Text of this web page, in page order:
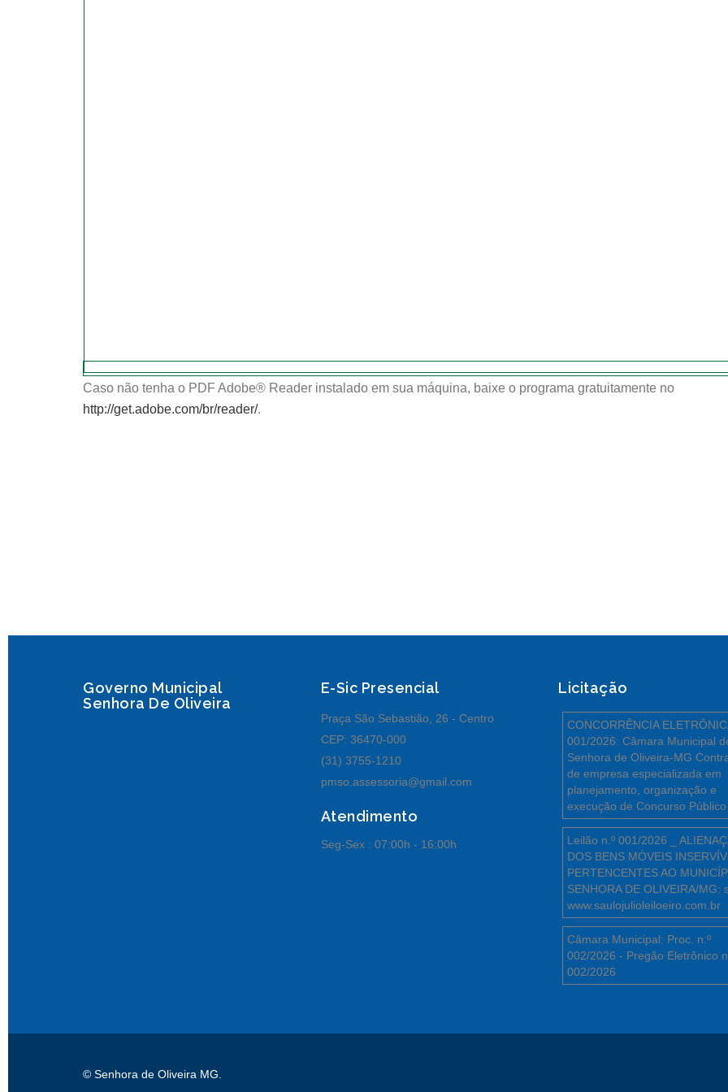
Caso não tenha o PDF Adobe® Reader instalado em sua máquina, baixe o programa gratuitamente no
http://get.adobe.com/br/reader/.
Governo Municipal
Senhora De Oliveira
E-Sic Presencial
Praça São Sebastião, 26 - Centro
CEP: 36470-000
(31) 3755-1210
pmso.assessoria@gmail.com
Atendimento
Seg-Sex : 07:00h - 16:00h
Licitação
CONCORRÊNCIA
001/2026: Câmara Municipal
Senhora de Oliveira-MG
de empresa especializada em
planejamento, organização e
execução de Concurso Público
Leilão n.º 001/2026 _
DOS BENS MÓVEIS
PERTENCENTES AO
SENHORA DE OLIVEIRA/MG:
www.saulojulioleiloeiro.com.br
Câmara Municipal: Proc. n.º
002/2026 - Pregão Eletrônico
002/2026
© Senhora de Oliveira MG.